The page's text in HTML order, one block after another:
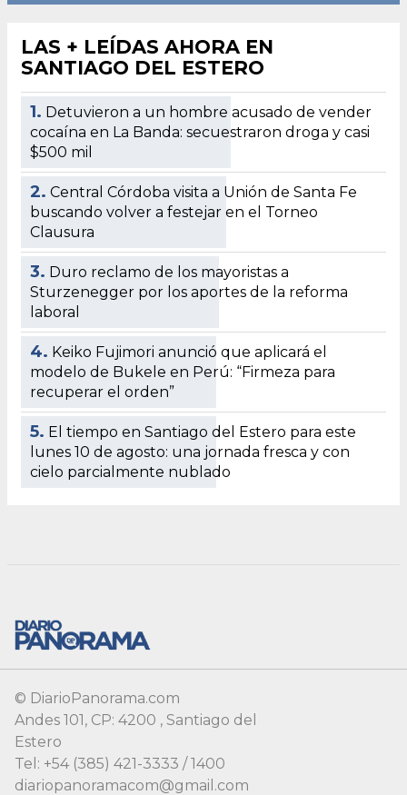
© DiarioPanorama.com
Andes 101, CP: 4200 , Santiago del
Estero
Tel: +54 (385) 421-3333 / 1400
diariopanoramacom@gmail.com